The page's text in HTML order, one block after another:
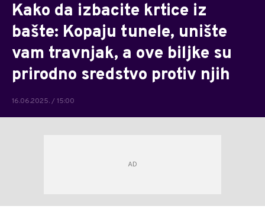
Kako da izbacite krtice iz
bašte: Kopaju tunele, unište
vam travnjak, a ove biljke su
prirodno sredstvo protiv njih
16.06.2025. / 15:00